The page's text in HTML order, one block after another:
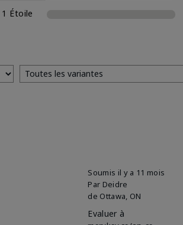
1 Étoile
Soumis il y a 11 mois
Par Deidre
de Ottawa, ON
Evaluer à